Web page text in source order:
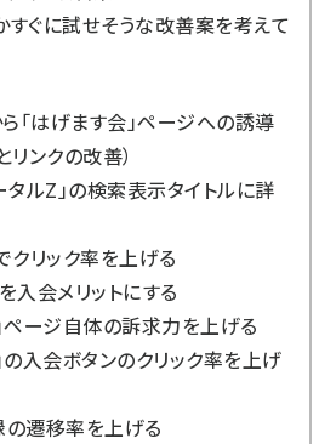
すぐに試せそうな改善案を考えて
「はげます会」ページへの誘導
リンクの改善）
タルZ」の検索表示タイトルに詳
クリック率を上げる
入会メリットにする
ページ自体の訴求力を上げる
の入会ボタンのクリック率を上げ
遷移率を上げる